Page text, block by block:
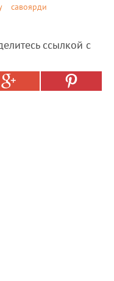
савоярди
ссылкой с